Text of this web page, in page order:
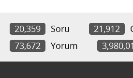
20,359 Soru 21,912
73,672
Yorum